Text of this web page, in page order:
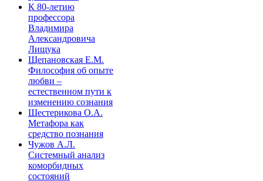
К 80-летию
профессора
Владимира
Александровича
Лищука
Щепановская Е.М.
Философия об опыте
любви –
естественном пути к
изменению сознания
Шестерикова О.А.
Метафора как
средство познания
Чужов А.Л.
Системный анализ
коморбидных
состояний